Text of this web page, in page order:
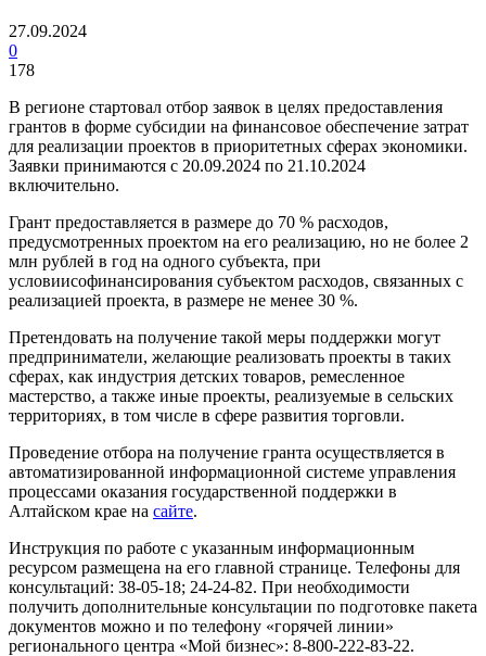
27.09.2024
0
178
В регионе стартовал отбор заявок в целях предоставления
грантов в форме субсидии на финансовое обеспечение затрат
для реализации проектов в приоритетных сферах экономики.
Заявки принимаются с 20.09.2024 по 21.10.2024
включительно.
Грант предоставляется в размере до 70 % расходов,
предусмотренных проектом на его реализацию, но не более 2
млн рублей в год на одного субъекта, при
условиисофинансирования субъектом расходов, связанных с
реализацией проекта, в размере не менее 30 %.
Претендовать на получение такой меры поддержки могут
предприниматели, желающие реализовать проекты в таких
сферах, как индустрия детских товаров, ремесленное
мастерство, а также иные проекты, реализуемые в сельских
территориях, в том числе в сфере развития торговли.
Проведение отбора на получение гранта осуществляется в
автоматизированной информационной системе управления
процессами оказания государственной поддержки в
Алтайском крае на сайте.
Инструкция по работе с указанным информационным
ресурсом размещена на его главной странице. Телефоны для
консультаций: 38-05-18; 24-24-82. При необходимости
получить дополнительные консультации по подготовке пакета
документов можно и по телефону «горячей линии»
регионального центра «Мой бизнес»: 8-800-222-83-22.